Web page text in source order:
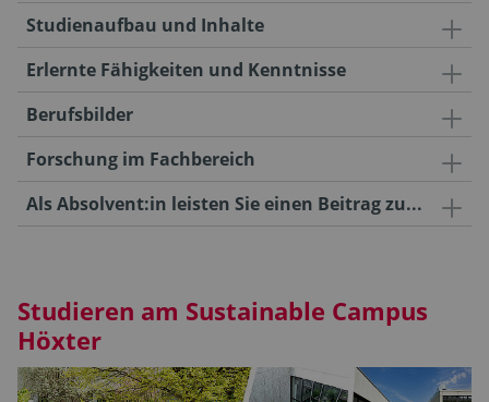
Studienaufbau und Inhalte
Erlernte Fähigkeiten und Kenntnisse
Berufsbilder
Forschung im Fachbereich
Als Absolvent:in leisten Sie einen Beitrag zu...
Studieren am Sustainable Campus
Höxter